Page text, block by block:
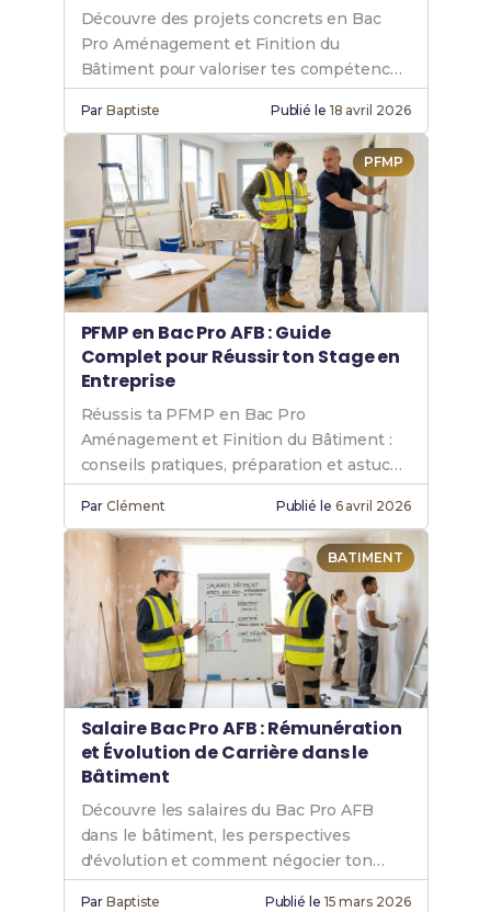
Découvre des projets concrets en Bac
Pro Aménagement et Finition du
Bâtiment pour valoriser tes compétences
AFB et réussir ton dossier professionnel.
ParBaptiste Publié le 18 avril 2026
PFMP
PFMP en Bac Pro AFB : Guide
Complet pour Réussir ton Stage en
Entreprise
Réussis ta PFMP en Bac Pro
Aménagement et Finition du Bâtiment :
conseils pratiques, préparation et astuces
pour un stage valorisant.
ParClément Publié le 6 avril 2026
BATIMENT
Salaire Bac Pro AFB : Rémunération
et Évolution de Carrière dans le
Bâtiment
Découvre les salaires du Bac Pro AFB
dans le bâtiment, les perspectives
d'évolution et comment négocier ton
premier contrat.
ParBaptiste Publié le 15 mars 2026